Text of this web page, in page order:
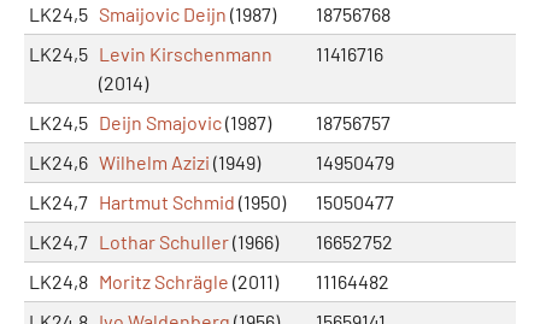
LK24,5 Smaijovic Deijn (1987)
18756768
LK24,5 Levin Kirschenmann
(2014)
11416716
LK24,5 Deijn Smajovic(1987)
18756757
LK24,6 Wilhelm Azizi (1949)
14950479
LK24,7 Hartmut Schmid (1950)
15050477
LK24,7 Lothar Schuller(1966)
16652752
LK24,8 Moritz Schrägle (2011)
11164482